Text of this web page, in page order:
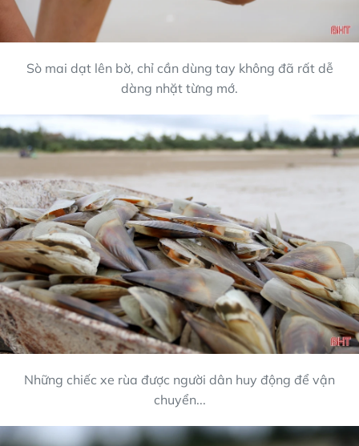
Sò mai dạt lên bờ, chỉ cần dùng tay không đã rất dễ
dàng nhặt từng mớ.
Những chiếc xe rùa được người dân huy động để vận
chuyển...